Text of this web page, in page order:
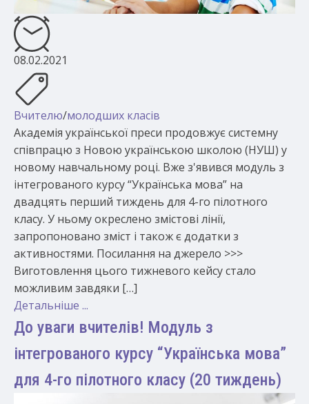
08.02.2021
Вчителю/молодших класів
Академія української преси продовжує системну
співпрацю з Новою українською школою (НУШ) у
новому навчальному році. Вже з'явився модуль з
інтегрованого курсу “Українська мова” на
двадцять перший тиждень для 4-го пілотного
класу. У ньому окреслено змістові лінії,
запропоновано зміст і також є додатки з
активностями. Посилання на джерело >>>
Виготовлення цього тижневого кейсу стало
можливим завдяки […]
Детальніше ...
До уваги вчителів! Модуль з
інтегрованого курсу “Українська мова”
для 4-го пілотного класу (20 тиждень)